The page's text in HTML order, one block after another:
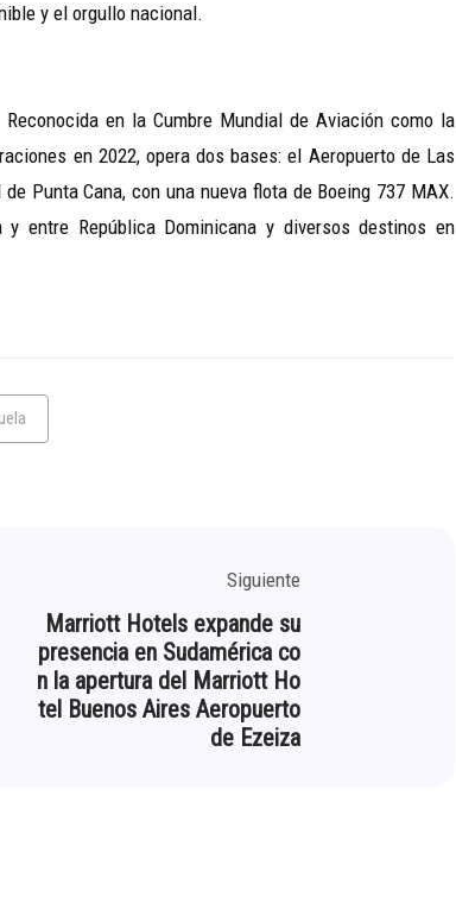
y el orgullo nacional.
en la Cumbre Mundial de Aviación como la
en 2022, opera dos bases: el Aeropuerto de Las
Punta Cana, con una nueva flota de Boeing 737 MAX.
entre República Dominicana y diversos destinos en
Siguiente
Marriott Hotels expande su
presencia en Sudamérica co
n la apertura del Marriott Ho
tel Buenos Aires Aeropuerto
de Ezeiza